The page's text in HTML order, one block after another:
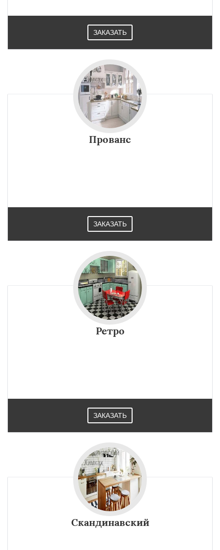
ЗАКАЗАТЬ
Прованс
ЗАКАЗАТЬ
Ретро
ЗАКАЗАТЬ
Скандинавский